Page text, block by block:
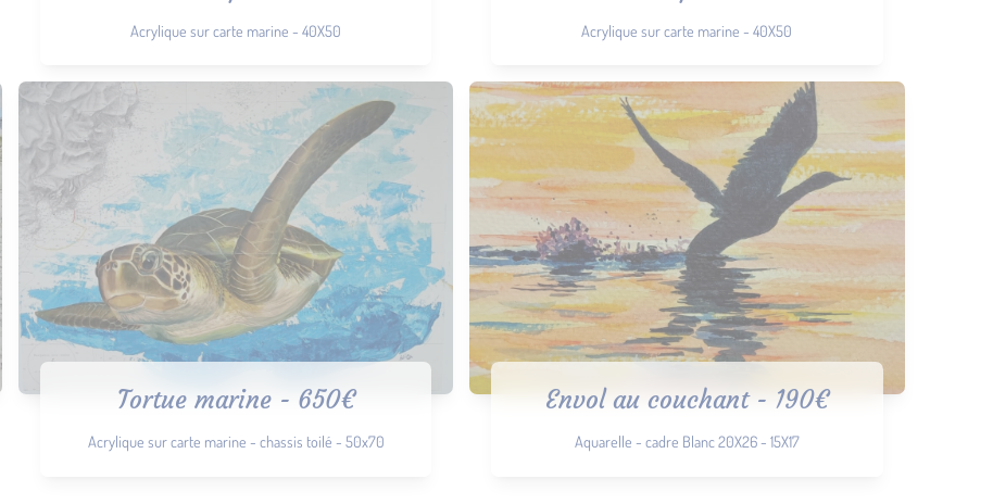
Acrylique sur carte marine - 40X50 Acrylique sur carte marine - 40X50
Tortue marine - 650€
Acrylique sur carte marine - chassis toilé - 50x70
Envol au couchant - 190€
Aquarelle - cadre Blanc 20X26 - 15X17